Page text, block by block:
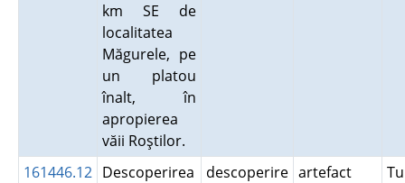
km SE de
localitatea
Măgurele, pe
un platou
înalt, în
apropierea
văii Roştilor.
161446.12 Descoperirea
descoperire artefact